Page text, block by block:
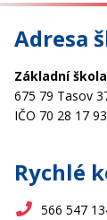
Adresa
Základní
675 79 Tasov
IČO 70 28 17 93
Rychlé
566 547